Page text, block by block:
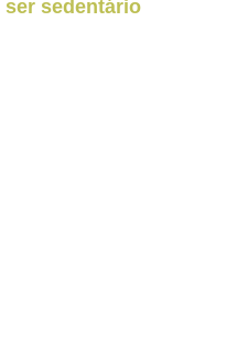
ser sedentário